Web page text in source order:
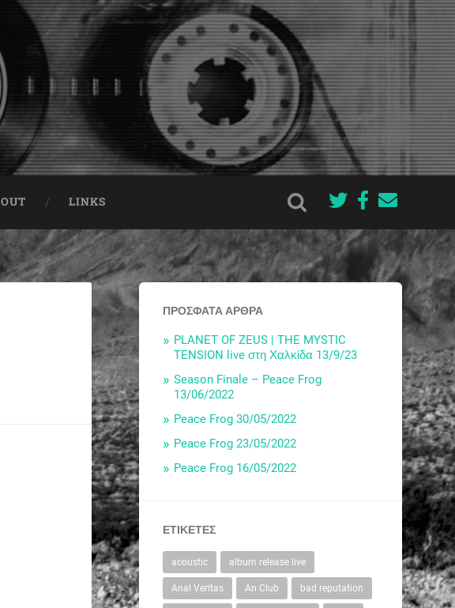
LINKS
ΠΡΌΣΦΑΤΑ ΆΡΘΡΑ
PLANET OF ZEUS | THE MYSTIC
TENSION live στη Χαλκίδα 13/9/23
Season Finale – Peace Frog
13/06/2022
Peace Frog 30/05/2022
Peace Frog 23/05/2022
Peace Frog 16/05/2022
ΕΤΙΚΈΤΕΣ
acoustic album release live
Anal Veritas An Club bad reputation